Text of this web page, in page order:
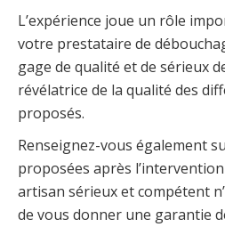
L’expérience joue un rôle
votre prestataire de
gage de qualité et de sérieux
révélatrice de la qualité des
proposés.
Renseignez-vous également
proposées après
artisan sérieux et compétent
de vous donner une garantie